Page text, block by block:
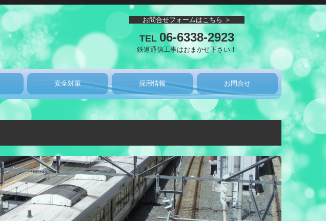
お問合せフォームはこちら ＞
TEL 06-6338-2923
鉄道通信工事はおまかせ下さい！
安全対策 採用情報
先輩社員の声
お問合せ
個人情報保護方針